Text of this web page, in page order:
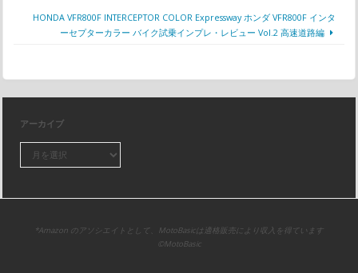
HONDA VFR800F INTERCEPTOR COLOR Expressway ホンダ VFR800F インタ
ーセプターカラー バイク試乗インプレ・レビュー Vol.2 高速道路編
アーカイブ
*Amazon のアソシエイトとして、MotoBasicは適格販売により収入を得ています
©MotoBasic